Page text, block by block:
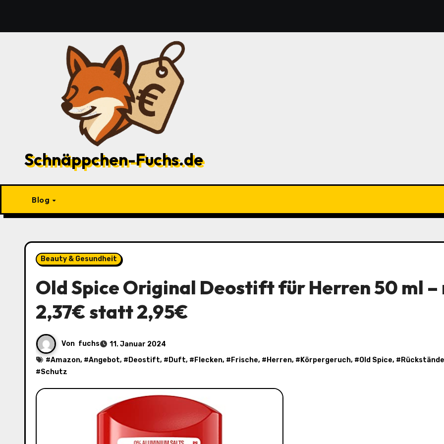
springen
Schnäppchen-Fuchs.de
Blog
Beauty & Gesundheit
Old Spice Original Deostift für Herren 50 ml –
2,37€ statt 2,95€
Von fuchs
11. Januar 2024
#Amazon, #Angebot, # Deostift, # Duft, # Flecken, # Frische, # Herren, # Körpergeruch, #Old Spice, # Rückstände
#Schutz